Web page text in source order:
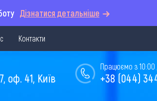
Дізнатися детальніше
Контакти
Працюємо з 10:00
+38 (044)
оф. 41, Київ